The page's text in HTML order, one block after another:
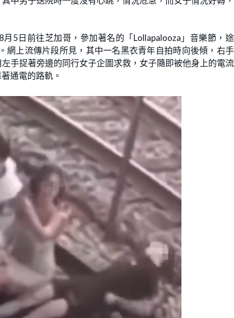
5日前往芝加哥，參加著名的「Lollapalooza」音樂節，
網上流傳片段所見，其中一名黑衣青年自拍時向後傾，右
手捉著旁邊的同行女子企圖求救，女子隨即被他身上的電
通電的路軌。